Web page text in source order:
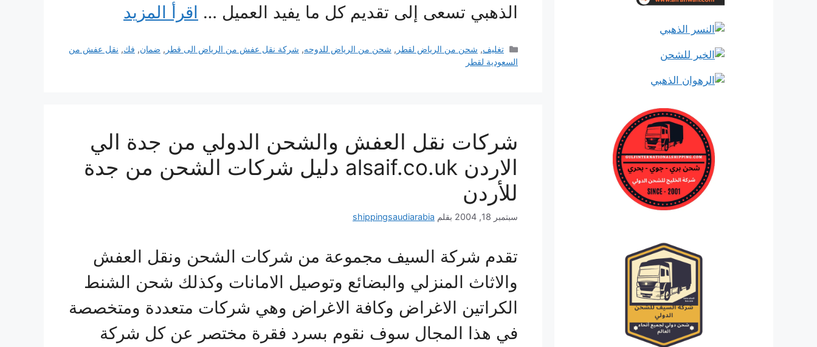
الذهبي تسعى إلى تقديم كل ما يفيد العميل … اقرأ المزيد
التصنيفات
تغليف, شحن من الرياض لقطر , شحن من الرياض للدوحه, شركة نقل عفش من الرياض الى قطر , ضمان, فك, نقل عفش من
السعودية لقطر
شركات نقل العفش والشحن الدولي من جدة الي
الاردن alsaif.co.uk دليل شركات الشحن من جدة
للأردن
سبتمبر 18, 2004 بقلم shippingsaudiarabia
تقدم شركة السيف مجموعة من شركات الشحن ونقل العفش
والاثاث المنزلي والبضائع وتوصيل الامانات وكذلك شحن الشنط
الكراتين الاغراض وكافة الاغراض وهي شركات متعددة ومتخصصة
في هذا المجال سوف نقوم بسرد فقرة مختصر عن كل شركة